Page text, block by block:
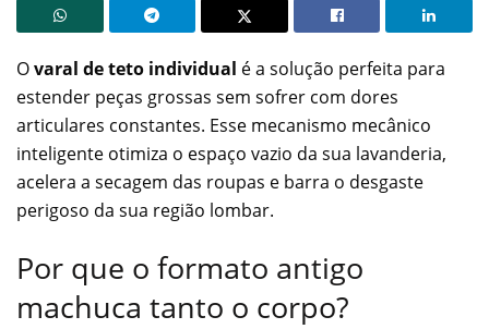
Ovaral de teto individual é a solução perfeita para
estender peças grossas sem sofrer com dores
articulares constantes. Esse mecanismo mecânico
inteligente otimiza o espaço vazio da sua lavanderia,
acelera a secagem das roupas e barra o desgaste
perigoso da sua região lombar.
Por que o formato antigo
machuca tanto o corpo?